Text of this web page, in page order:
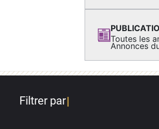
Toutes les
Annonces
Filtrer par